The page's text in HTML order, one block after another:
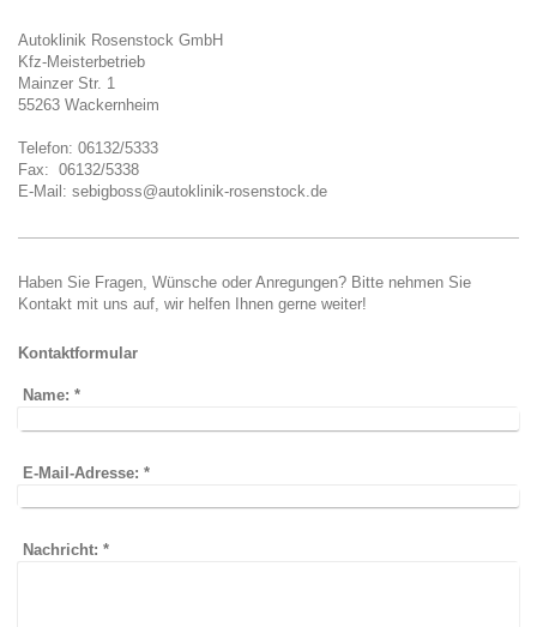
Autoklinik Rosenstock GmbH
Kfz-Meisterbetrieb
Mainzer Str. 1
55263 Wackernheim
Telefon: 06132/5333
Fax: 06132/5338
E-Mail: sebigboss@autoklinik-rosenstock.de
Haben Sie Fragen, Wünsche oder Anregungen? Bitte nehmen Sie
Kontakt mit uns auf, wir helfen Ihnen gerne weiter!
Kontaktformular
Name: *
E-Mail-Adresse: *
Nachricht: *